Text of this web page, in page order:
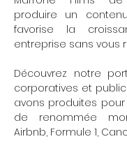
produire un
favorise la
entreprise sans vous
Découvrez notre
corporatives et
avons produites
de renommée
Airbnb, Formule 1,